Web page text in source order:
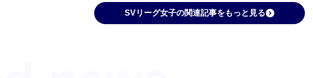
SVリーグ女子の関連記事をもっと見る